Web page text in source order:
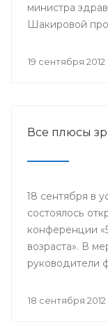
министра
Шакировой
19 сентября 2012
Все плюсы
18 сентября в
состоялось
конференции
возраста». В
руководители
18 сентября 2012